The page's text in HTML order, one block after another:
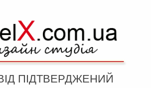
ПІДТВЕРДЖЕНИЙ